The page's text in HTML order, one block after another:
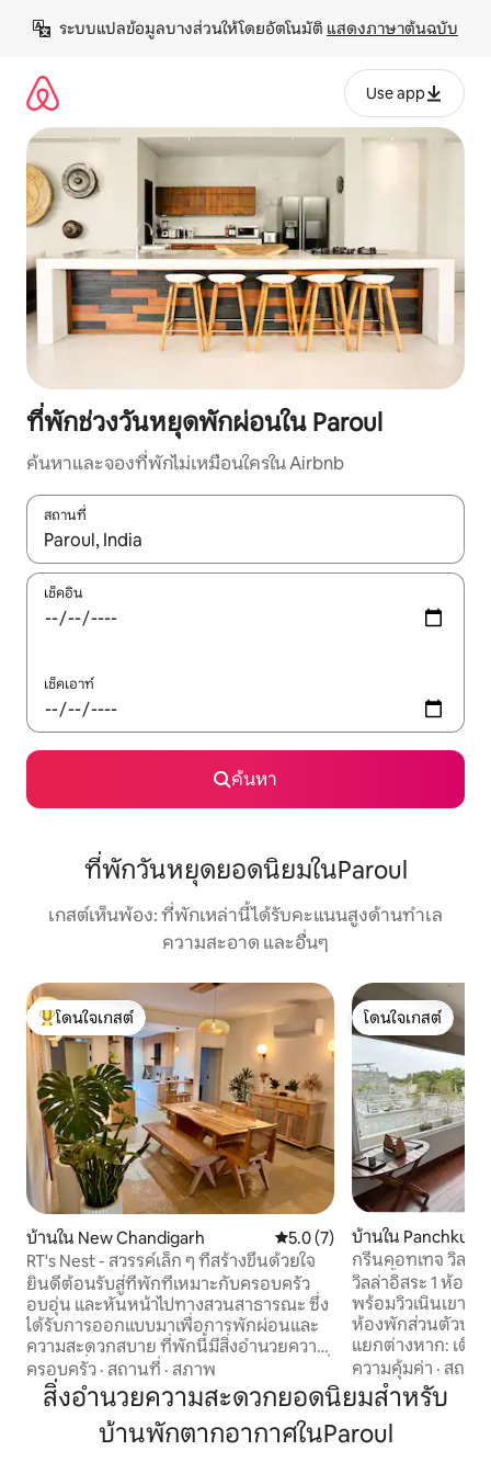
เนื้อหา
ระบบแปลข้อมูลบางส่วนให้โดยอัตโนมัติ แสดงภาษาต้นฉบับ
Use app
ที่พักช่วงวันหยุดพักผ่อนใน Paroul
ค้นหาและจองที่พักไม่เหมือนใครใน Airbnb
สถานที่
ใช้ลูกศรขึ้นลง หรือใช้การสัมผัสหรือปัด เพื่อสำรวจผลการค้นหา
เช็คอิน
เช็คเอาท์
ค้นหา
ที่พักวันหยุดยอดนิยมในParoul
เกสต์เห็นพ้อง: ที่พักเหล่านี้ได้รับคะแนนสูงด้านทำเล
ความสะอาด และอื่นๆ
โดนใจเกสต์ที่สุด
โดนใจเกสต์
บ้านใน New Chandigarh คะแนนเฉลี่ย 5.0 จาก 5, 7 รีวิว
5.0 (7)
RT's Nest - สวรรค์เล็ก ๆ ที่สร้างขึ้นด้วยใจ
ยินดีต้อนรับสู่ที่พักที่เหมาะกับครอบครัว
อบอุ่น และหันหน้าไปทางสวนสาธารณะ ซึ่ง
ได้รับการออกแบบมาเพื่อการพักผ่อนและ
ความสะดวกสบาย ที่พักนี้มีสิ่งอำนวยความ
สะดวกที่ทันสมัยพร้อมการตกแต่งภายในที่
ผ่อนคลายและเป็นธรรมชาติ ผสมผสานไม้สี
อ่อนและเนื้อสัมผัสธรรมชาติเพื่อการเข้าพัก
ที่ผ่อนคลาย เพลิดเพลินกับสวนหลังบ้าน
ส่วนตัวที่สวยงามพร้อมระเบียงและชิงช้า
ครอบครัว · สถานที่ · สภาพ
โดนใจเกสต์
โดนใจเกสต์
บ้านใน Panchkula
กรีนคอทเทจ วิลล่า
ห้องน้ำ - ดิโอเรียน
วิลล่าอิสระ 1 ห้อง
พร้อมวิวเนินเขา ใน
ห้องพักส่วนตัวบนชั้
แยกต่างหาก: เตีย
อุปกรณ์ครบครัน ห้
ที่เขียวชอุ่ม มีสไตล์ กว้างขวาง สิ่งอำนวย
ความสะดวกทันสมั
Airtel เครื่องปรับอ
แบบอินเวอร์เตอร์
ความคุ้มค่า · สถาน
สิ่งอำนวยความสะดวกยอดนิยมสำหรับ
บ้านพักตากอากาศในParoul